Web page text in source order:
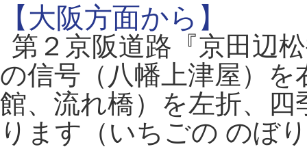
【大阪方面から】
第２京阪道路『京田辺
の信号（八幡上津屋）
館、流れ橋）を左折、
ります（いちごの のぼ